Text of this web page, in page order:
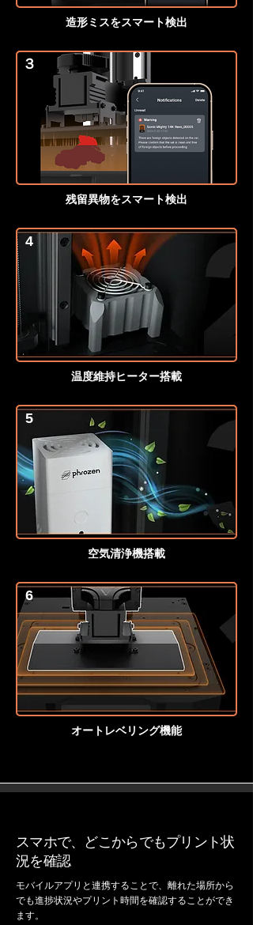
造形ミスをスマート検出
３
残留異物をスマート検出
4
温度維持ヒーター搭載
5
空気清浄機搭載
6
オートレベリング機能
スマホで、どこからでもプリント状
況を確認
モバイルアプリと連携することで、離れた場所から
でも進捗状況やプリント時間を確認することができ
ます。